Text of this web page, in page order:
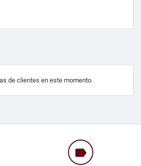
de clientes en este momento.
label